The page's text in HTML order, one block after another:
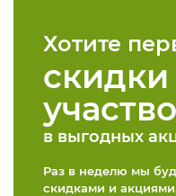
Хотите
скидки
в выгодных
Раз в неделю мы
скидками и